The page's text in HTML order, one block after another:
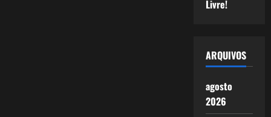
Livre!
ARQUIVOS
agosto
2026